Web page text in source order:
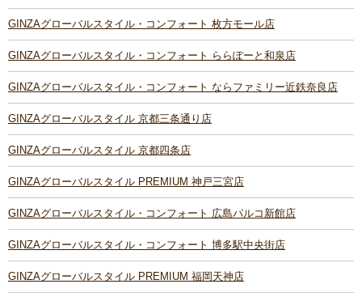
GINZAグローバルスタイル・コンフォート 枚方モール店
GINZAグローバルスタイル・コンフォート ららぽーと和泉店
GINZAグローバルスタイル・コンフォート ならファミリー近鉄奈良店
GINZAグローバルスタイル 京都三条通り店
GINZAグローバルスタイル 京都四条店
GINZAグローバルスタイル PREMIUM 神戸三宮店
GINZAグローバルスタイル・コンフォート 広島パルコ新館店
GINZAグローバルスタイル・コンフォート 博多駅中央街店
GINZAグローバルスタイル PREMIUM 福岡天神店